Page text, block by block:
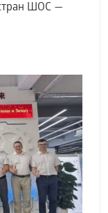
ШОС —